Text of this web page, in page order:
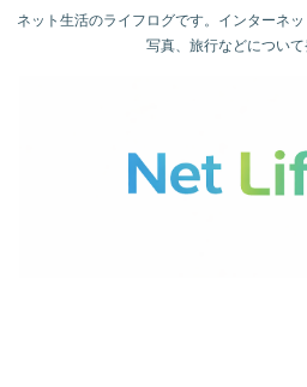
ネット生活のライフログです。インターネ
写真、旅行などについて